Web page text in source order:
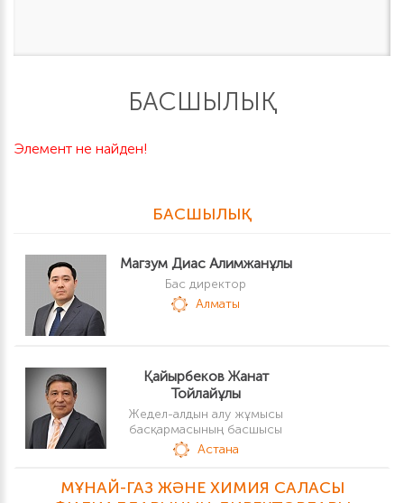
БАСШЫЛЫҚ
Элемент не найден!
БАСШЫЛЫҚ
Магзум Диас Алимжанұлы
Бас директор
Алматы
Қайырбеков Жанат
Тойлайұлы
Жедел-алдын алу жұмысы
басқармасының басшысы
Астана
МҰНАЙ-ГАЗ ЖӘНЕ ХИМИЯ САЛАСЫ